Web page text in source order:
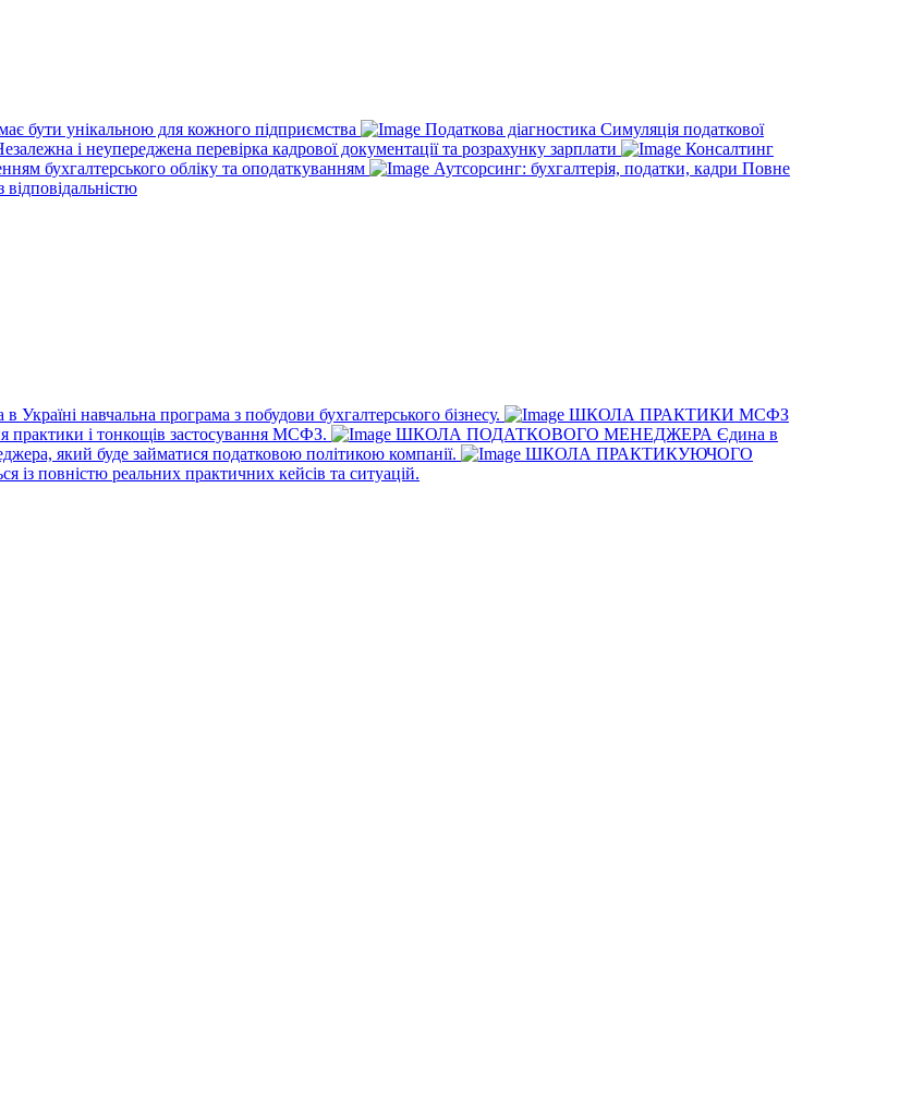
бути унікальною для кожного підприємства Податкова діагностика Симуляція податкової
і неупереджена перевірка кадрової документації та розрахунку зарплати
Консалтинг
бухгалтерського обліку та оподаткуванням
Аутсорсинг: бухгалтерія, податки, кадри Повне
відповідальністю
Україні навчальна програма з побудови бухгалтерського бізнесу.
ШКОЛА ПРАКТИКИ МСФЗ
практики і тонкощів застосування МСФЗ.
ШКОЛА ПОДАТКОВОГО МЕНЕДЖЕРА Єдина в
який буде займатися податковою політикою компанії.
ШКОЛА ПРАКТИКУЮЧОГО
із повністю реальних практичних кейсів та ситуацій.